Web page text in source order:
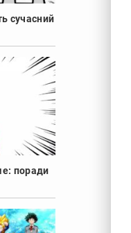
сучасний
поради